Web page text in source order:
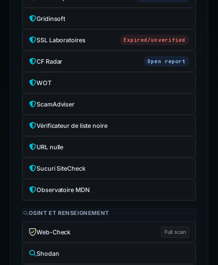
Gridinsoft
SSL Laboratoires Expired/unverified
CF Radar Open report
WOT
ScamAdviser
Vérificateur de liste noire
URL nulle
Sucuri SiteCheck
Observatoire MDN
OSINT ET RENSEIGNEMENT
Web-Check Full scan
Shodan